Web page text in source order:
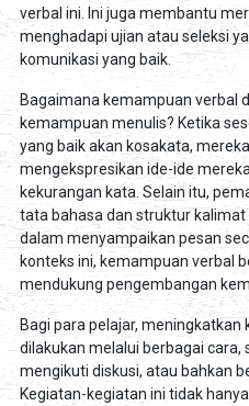
verbal ini. Ini juga membantu
menghadapi ujian atau seleksi
komunikasi yang baik.
Bagaimana kemampuan verbal
kemampuan menulis? Ketika
yang baik akan kosakata,
mengekspresikan ide-ide
kekurangan kata. Selain itu,
tata bahasa dan struktur
dalam menyampaikan pesan
konteks ini, kemampuan verbal
mendukung pengembangan
Bagi para pelajar,
dilakukan melalui berbagai cara,
mengikuti diskusi, atau bahkan
Kegiatan-kegiatan ini tidak